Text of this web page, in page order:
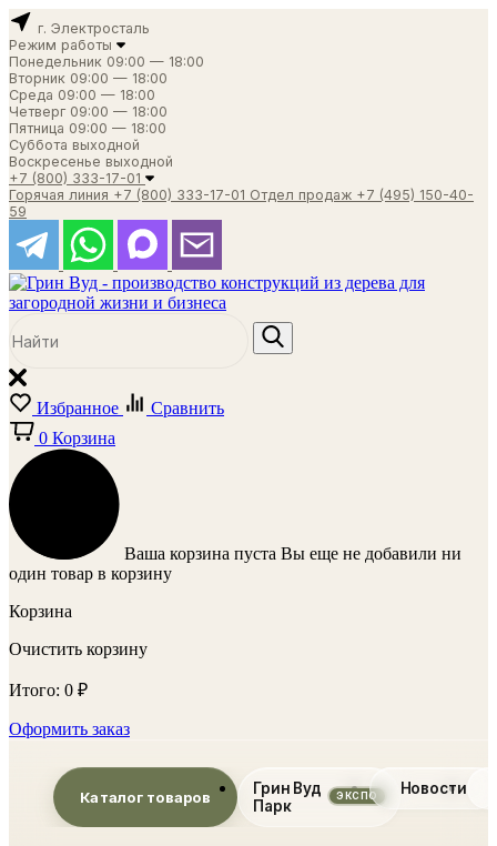
г. Электросталь
Режим работы
Понедельник 09:00 — 18:00
Вторник 09:00 — 18:00
Среда 09:00 — 18:00
Четверг 09:00 — 18:00
Пятница 09:00 — 18:00
Суббота выходной
Воскресенье выходной
+7 (800) 333-17-01
Горячая линия +7 (800) 333-17-01 Отдел продаж +7 (495) 150-40-
59
Избранное
Сравнить
0 Корзина
Ваша корзина пуста Вы еще не добавили ни
один товар в корзину
Корзина
Очистить корзину
Итого: 0 ₽
Оформить заказ
Каталог товаров
Грин Вуд
Парк
Новости